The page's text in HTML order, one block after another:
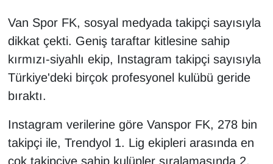
Van Spor FK, sosyal medyada takipçi sayısıyla
dikkat çekti. Geniş taraftar kitlesine sahip
kırmızı-siyahlı ekip, Instagram takipçi sayısıyla
Türkiye'deki birçok profesyonel kulübü geride
bıraktı.
Instagram verilerine göre Vanspor FK, 278 bin
takipçi ile, Trendyol 1. Lig ekipleri arasında en
çok takipçiye sahip kulüpler sıralamasında 2.
HABERDE İNSAN
İngilizce
Kadın
Kim Kimdir?